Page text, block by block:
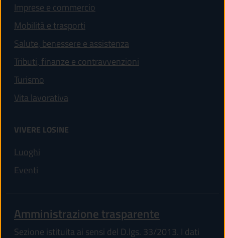
Imprese e commercio
Mobilità e trasporti
Salute, benessere e assistenza
Tributi, finanze e contravvenzioni
Turismo
Vita lavorativa
VIVERE LOSINE
Luoghi
Eventi
Amministrazione trasparente
Sezione istituita ai sensi del D.lgs. 33/2013. I dati